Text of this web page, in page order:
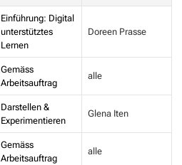
Einführung: Digital
unterstütztes
Lernen
Doreen Prasse
Gemäss
Arbeitsauftrag
alle
Darstellen &
Experimentieren
Glena Iten
Gemäss
Arbeitsauftrag
alle